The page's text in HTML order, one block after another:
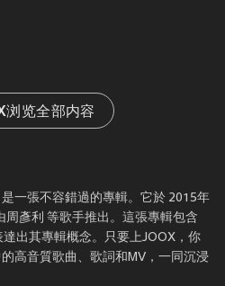
浏览全部内容
一張不容錯過的專輯。它於 2015年
周彥利 等歌手推出。這張專輯包含
出其專輯概念。只要上JOOX，你
高音質歌曲、歌詞和MV，一同沉浸